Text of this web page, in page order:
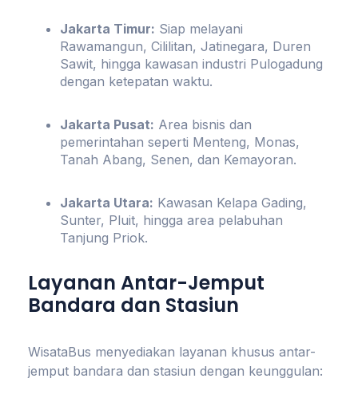
Jakarta Timur: Siap melayani
Rawamangun, Cililitan, Jatinegara, Duren
Sawit, hingga kawasan industri Pulogadung
dengan ketepatan waktu.
Jakarta Pusat: Area bisnis dan
pemerintahan seperti Menteng, Monas,
Tanah Abang, Senen, dan Kemayoran.
Jakarta Utara: Kawasan Kelapa Gading,
Sunter, Pluit, hingga area pelabuhan
Tanjung Priok.
Layanan Antar-Jemput
Bandara dan Stasiun
WisataBus menyediakan layanan khusus antar-
jemput bandara dan stasiun dengan keunggulan: